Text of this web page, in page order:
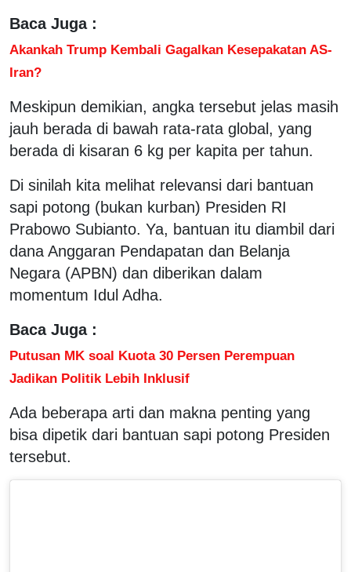
Baca Juga :
Akankah Trump Kembali Gagalkan Kesepakatan AS-
Iran?
Meskipun demikian, angka tersebut jelas masih
jauh berada di bawah rata-rata global, yang
berada di kisaran 6 kg per kapita per tahun.
Di sinilah kita melihat relevansi dari bantuan
sapi potong (bukan kurban) Presiden RI
Prabowo Subianto. Ya, bantuan itu diambil dari
dana Anggaran Pendapatan dan Belanja
Negara (APBN) dan diberikan dalam
momentum Idul Adha.
Baca Juga :
Putusan MK soal Kuota 30 Persen Perempuan
Jadikan Politik Lebih Inklusif
Ada beberapa arti dan makna penting yang
bisa dipetik dari bantuan sapi potong Presiden
tersebut.